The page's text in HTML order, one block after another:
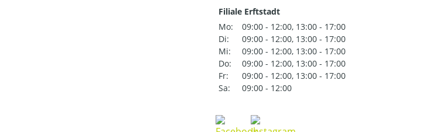
Filiale Erftstadt
Mo:
09:00 - 12:00, 13:00 - 17:00
Di:
09:00 - 12:00, 13:00 - 17:00
Mi:
09:00 - 12:00, 13:00 - 17:00
Do:
09:00 - 12:00, 13:00 - 17:00
Fr:
09:00 - 12:00, 13:00 - 17:00
Sa:
09:00 - 12:00